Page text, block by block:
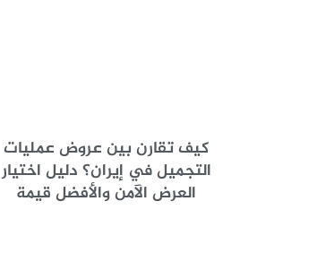
كيف تقارن بين عروض عمليات
التجميل في إيران؟ دليل اختيار
العرض الآمن والأفضل قيمة